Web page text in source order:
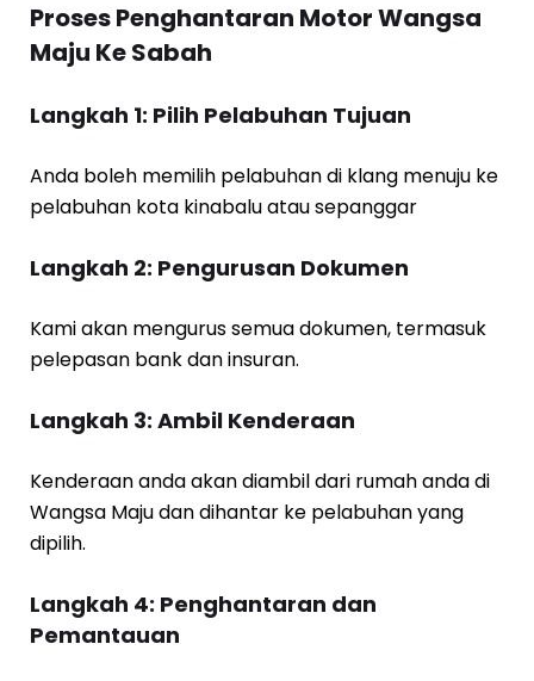
Proses Penghantaran Motor Wangsa
Maju Ke Sabah
Langkah 1: Pilih Pelabuhan Tujuan
Anda boleh memilih pelabuhan di klang menuju ke
pelabuhan kota kinabalu atau sepanggar
Langkah 2: Pengurusan Dokumen
Kami akan mengurus semua dokumen, termasuk
pelepasan bank dan insuran.
Langkah 3: Ambil Kenderaan
Kenderaan anda akan diambil dari rumah anda di
Wangsa Maju dan dihantar ke pelabuhan yang
dipilih.
Langkah 4: Penghantaran dan
Pemantauan